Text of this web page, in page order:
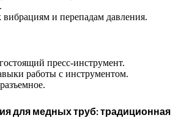
вибрациям и перепадам давления.
пресс-инструмент.
работы с инструментом.
для медных труб: традиционная